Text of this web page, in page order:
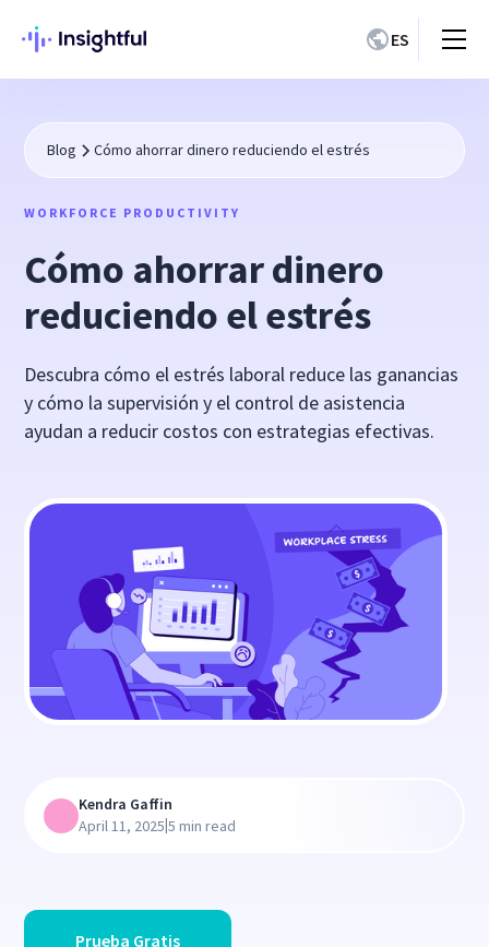
ES
Blog Cómo ahorrar dinero reduciendo el estrés
WORKFORCE PRODUCTIVITY
Cómo ahorrar dinero
reduciendo el estrés
Descubra cómo el estrés laboral reduce las ganancias
y cómo la supervisión y el control de asistencia
ayudan a reducir costos con estrategias efectivas.
Prueba Gratis
Kendra Gaffin
April 11, 2025|5 min read